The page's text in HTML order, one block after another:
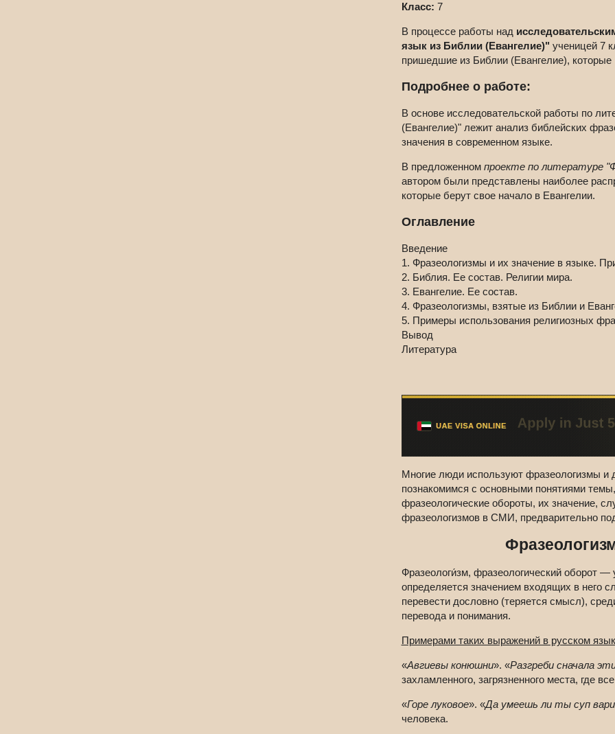
Класс: 7
В процессе работы над
язык из Библии (Евангелие)" ученицей 7
пришедшие из Библии (Евангелие),
Подробнее о работе:
В основе исследовательской работы по
(Евангелие)" лежит анализ библейских
значения в современном языке.
В предложенном проекте по литературе
автором были представлены наиболее
которые берут свое начало в Евангелии.
Оглавление
Введение
1. Фразеологизмы и их значение в языке.
2. Библия. Ее состав. Религии мира.
3. Евангелие. Ее состав.
4. Фразеологизмы, взятые из Библии и
5. Примеры использования религиозных
Вывод
Литература
Многие люди используют фразеологизмы и
познакомимся с основными понятиями
фразеологические обороты, их значение,
фразеологизмов в СМИ, предварительно
Фразеологи́зм, фразеологический оборот —
определяется значением входящих в него
перевести дословно (теряется смысл),
перевода и понимания.
Примерами таких выражений в русском
«Авгиевы конюшни». «Разгреби сначала
захламленного, загрязненного места, где
«Горе луковое». «Да умеешь ли ты суп
человека.